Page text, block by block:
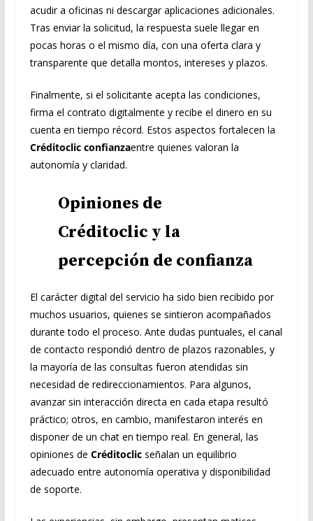
acudir a oficinas ni descargar aplicaciones adicionales.
Tras enviar la solicitud, la respuesta suele llegar en
pocas horas o el mismo día, con una oferta clara y
transparente que detalla montos, intereses y plazos.
Finalmente, si el solicitante acepta las condiciones,
firma el contrato digitalmente y recibe el dinero en su
cuenta en tiempo récord. Estos aspectos fortalecen la
Créditoclic confianzaentre quienes valoran la
autonomía y claridad.
Opiniones de
Créditoclic y la
percepción de confianza
El carácter digital del servicio ha sido bien recibido por
muchos usuarios, quienes se sintieron acompañados
durante todo el proceso. Ante dudas puntuales, el canal
de contacto respondió dentro de plazos razonables, y
la mayoría de las consultas fueron atendidas sin
necesidad de redireccionamientos. Para algunos,
avanzar sin interacción directa en cada etapa resultó
práctico; otros, en cambio, manifestaron interés en
disponer de un chat en tiempo real. En general, las
opiniones de Créditoclicseñalan un equilibrio
adecuado entre autonomía operativa y disponibilidad
de soporte.